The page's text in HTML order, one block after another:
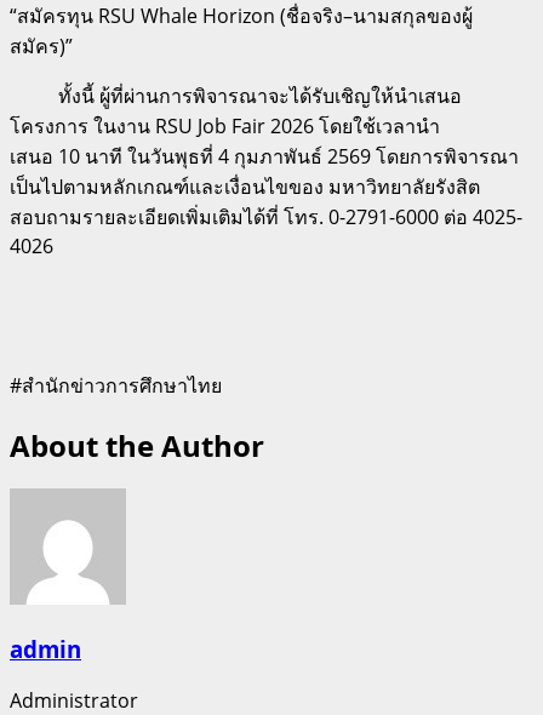
“สมัครทุน RSU Whale Horizon (ชื่อจริง–นามสกุลของผู้
สมัคร)”
ทั้งนี้ ผู้ที่ผ่านการพิจารณาจะได้รับเชิญให้นำเสนอ
โครงการ ในงาน RSU Job Fair 2026โดยใช้เวลานำ
เสนอ 10 นาที ในวันพุธที่ 4 กุมภาพันธ์2569โดยการพิจารณา
เป็นไปตามหลักเกณฑ์และเงื่อนไขของ มหาวิทยาลัยรังสิต
สอบถามรายละเอียดเพิ่มเติมได้ที่ โทร. 0-2791-6000 ต่อ 4025-
4026
#สำนักข่าวการศึกษาไทย
About the Author
admin
Administrator